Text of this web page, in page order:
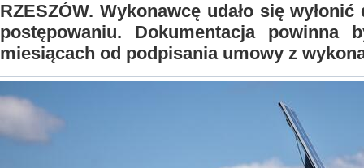
RZESZÓW. Wykonawcę udało się
postępowaniu. Dokumentacja powinna
miesiącach od podpisania umowy z